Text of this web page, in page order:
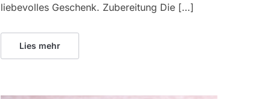
liebevolles Geschenk. Zubereitung Die […]
Lies mehr